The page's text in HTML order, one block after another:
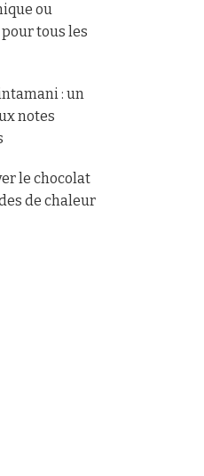
ou
tous les
: un
notes
le chocolat
de chaleur